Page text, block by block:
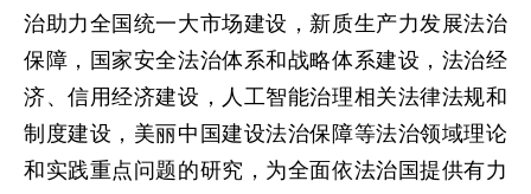
治助力全国统一大市场建设，新质生产力发展法治
保障，国家安全法治体系和战略体系建设，法治经
济、信用经济建设，人工智能治理相关法律法规和
制度建设，美丽中国建设法治保障等法治领域理论
和实践重点问题的研究，为全面依法治国提供有力